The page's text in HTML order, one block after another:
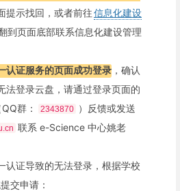
提示找回，或者前往信息化建设
到页面底部联系信息化建设管理
认证服务的页面成功登录 ，确认
法登录云盘，请通过登录页面的
群：
2343870
）反馈或发送
联系 e-Science 中心姚老
认证导致的无法登录，根据学校
交申请：